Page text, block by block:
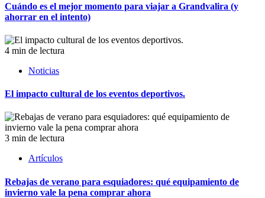
Cuándo es el mejor momento para viajar a Grandvalira (y
ahorrar en el intento)
4 min de lectura
Noticias
El impacto cultural de los eventos deportivos.
3 min de lectura
Artículos
Rebajas de verano para esquiadores: qué equipamiento de
invierno vale la pena comprar ahora